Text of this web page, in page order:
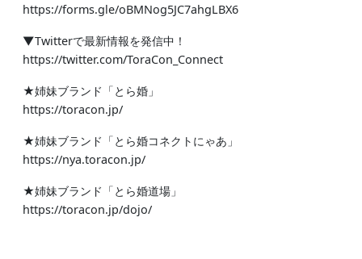
https://forms.gle/oBMNog5JC7ahgLBX6
▼Twitterで最新情報を発信中！
https://twitter.com/ToraCon_Connect
★姉妹ブランド「とら婚」
https://toracon.jp/
★姉妹ブランド「とら婚コネクトにゃあ」
https://nya.toracon.jp/
★姉妹ブランド「とら婚道場」
https://toracon.jp/dojo/